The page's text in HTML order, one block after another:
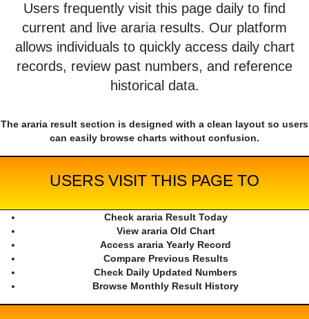
Users frequently visit this page daily to find
current and live araria results. Our platform
allows individuals to quickly access daily chart
records, review past numbers, and reference
historical data.
The araria result section is designed with a clean layout so users
can easily browse charts without confusion.
USERS VISIT THIS PAGE TO
Check araria Result Today
View araria Old Chart
Access araria Yearly Record
Compare Previous Results
Check Daily Updated Numbers
Browse Monthly Result History